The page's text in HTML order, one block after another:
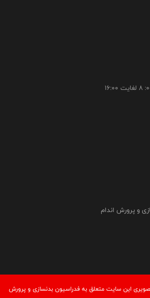
و پرورش اندام
اين سايت متعلق به فدراسيون بدنسازی و پرورش